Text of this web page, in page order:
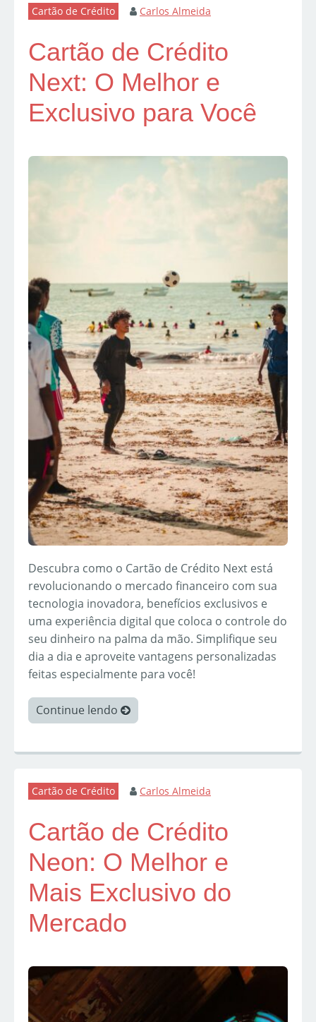
Cartão de Crédito Carlos Almeida
Cartão de Crédito
Next: O Melhor e
Exclusivo para Você
Descubra como o Cartão de Crédito Next está
revolucionando o mercado financeiro com sua
tecnologia inovadora, benefícios exclusivos e
uma experiência digital que coloca o controle do
seu dinheiro na palma da mão. Simplifique seu
dia a dia e aproveite vantagens personalizadas
feitas especialmente para você!
Continue lendo
Cartão de Crédito Carlos Almeida
Cartão de Crédito
Neon: O Melhor e
Mais Exclusivo do
Mercado